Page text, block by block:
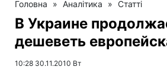
Головна » Аналітика » Статті
В Украине
дешеветь
10:28 30.11.2010 Вт